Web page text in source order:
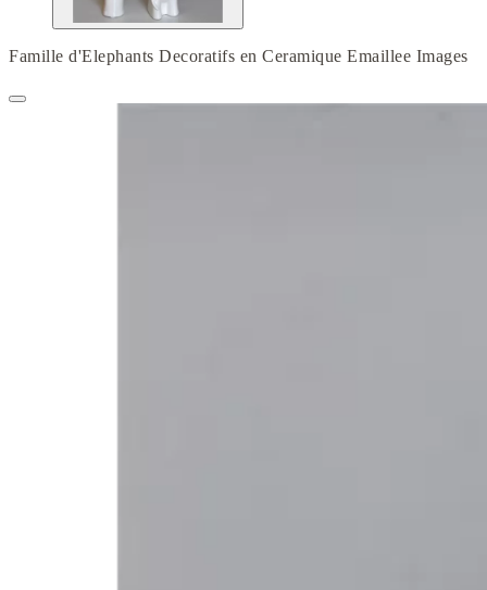
Famille d'Elephants Decoratifs en Ceramique Emaillee Images